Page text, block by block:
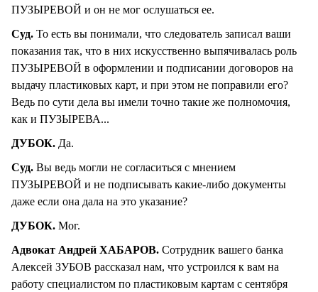
ПУЗЫРЕВОЙ и он не мог ослушаться ее.
Суд. То есть вы понимали, что следователь записал ваши
показания так, что в них искусственно выпячивалась роль
ПУЗЫРЕВОЙ в оформлении и подписании договоров на
выдачу пластиковых карт, и при этом не поправили его?
Ведь по сути дела вы имели точно такие же полномочия,
как и ПУЗЫРЕВА...
ДУБОК. Да.
Суд. Вы ведь могли не согласиться с мнением
ПУЗЫРЕВОЙ и не подписывать какие-либо документы
даже если она дала на это указание?
ДУБОК. Мог.
Адвокат Андрей ХАБАРОВ. Сотрудник вашего банка
Алексей ЗУБОВ рассказал нам, что устроился к вам на
работу специалистом по пластиковым картам с сентября